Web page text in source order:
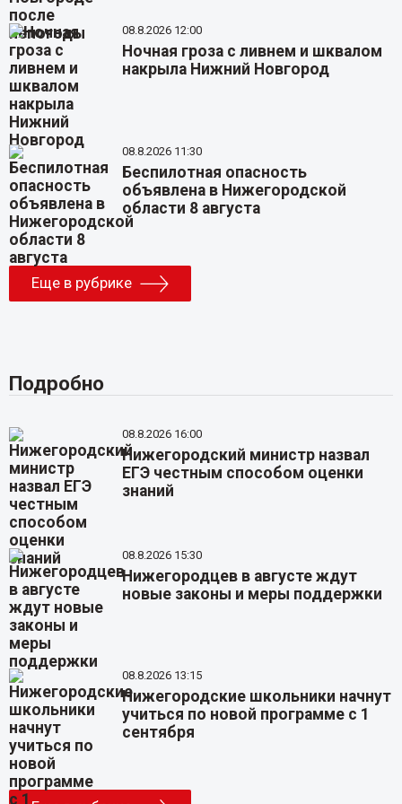
08.8.2026 12:00
Ночная гроза с ливнем и шквалом
накрыла Нижний Новгород
08.8.2026 11:30
Беспилотная опасность
объявлена в Нижегородской
области 8 августа
Еще в рубрике
Подробно
08.8.2026 16:00
Нижегородский министр назвал
ЕГЭ честным способом оценки
знаний
08.8.2026 15:30
Нижегородцев в августе ждут
новые законы и меры поддержки
08.8.2026 13:15
Нижегородские школьники начнут
учиться по новой программе с 1
сентября